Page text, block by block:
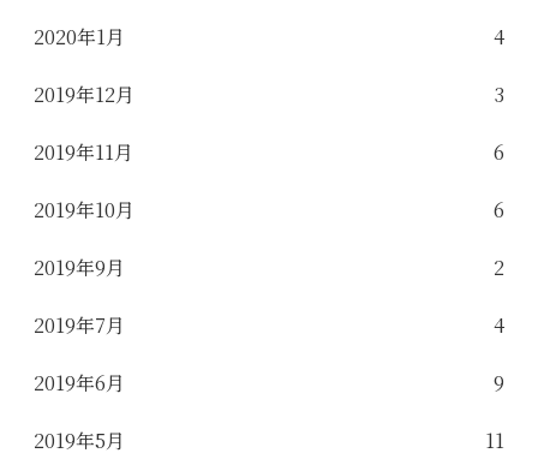
2020年1月 4
2019年12月 3
2019年11月 6
2019年10月 6
2019年9月 2
2019年7月 4
2019年6月 9
2019年5月 11